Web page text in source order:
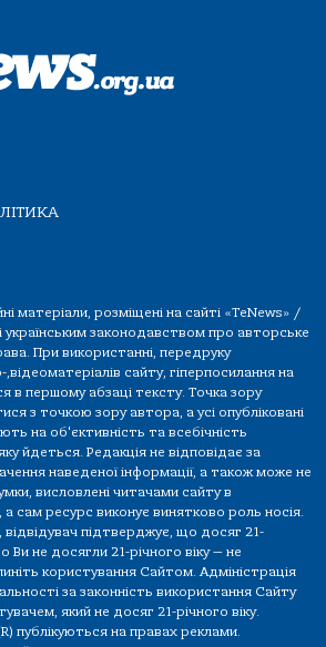
матеріали, розміщені на сайті «TeNews» /
законодавством про авторське
При використанні, передруку
сайту, гіперпосилання на
в першому абзаці тексту. Точка зору
з точкою зору автора, а усі опубліковані
на об'єктивність та всебічність
йдеться. Редакція не відповідає за
наведеної інформації, а також може не
висловлені читачами сайту в
сам ресурс виконує винятково роль носія.
підтверджує, що досяг 21-
Ви не досягли 21-річного віку — не
користування Сайтом. Адміністрація
за законність використання Сайту
який не досяг 21-річного віку.
публікуються на правах реклами.